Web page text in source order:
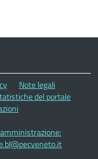
Note legali
del portale